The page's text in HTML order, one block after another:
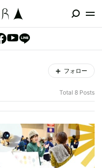
フォロー
Total 8 Posts